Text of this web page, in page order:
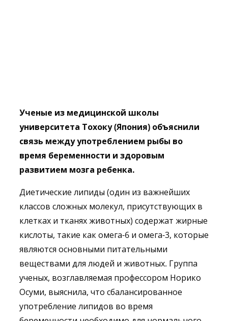
Ученые из медицинской школы
университета Тохоку (Япония) объяснили
связь между употреблением рыбы во
время беременности и здоровым
развитием мозга ребенка.
Диетические липиды (один из важнейших
классов сложных молекул, присутствующих в
клетках и тканях животных) содержат жирные
кислоты, такие как омега-6 и омега-3, которые
являются основными питательными
веществами для людей и животных. Группа
ученых, возглавляемая профессором Норико
Осуми, выяснила, что сбалансированное
употребление липидов во время